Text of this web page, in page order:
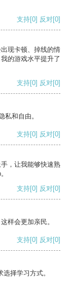
支持[0] 反对[0]
现卡顿、掉线的情
的游戏水平提升了
支持[0] 反对[0]
私和自由。
支持[0] 反对[0]
，让我能够快速熟
支持[0] 反对[0]
样会更加亲民。
支持[0] 反对[0]
择学习方式。